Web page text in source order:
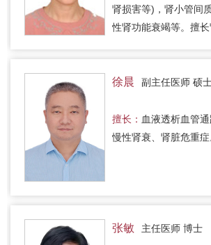
肾损害等)，肾小管间
性肾功能衰竭等。擅长
徐晨 副主任医师 硕
擅长： 血液透析血管
慢性肾衰、肾脏危重症
张敏 主任医师 博士